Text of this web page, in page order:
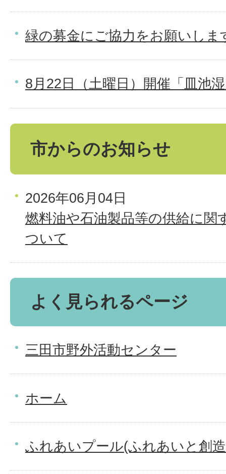
緑の募金にご協力をお願いしま
8月22日（土曜日）開催「皿池
市からのお知らせ
2026年06月04日
燃料油や石油製品等の供給に関
ついて
よく見られるページ
三田市野外活動センター
ホーム
ふれあいプール(ふれあいと創